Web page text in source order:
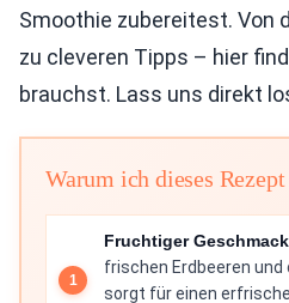
Smoothie zubereitest. Von
zu cleveren Tipps – hier
brauchst. Lass uns direkt
Warum ich dieses
Fruchtiger
frischen Erdbeeren
sorgt für einen